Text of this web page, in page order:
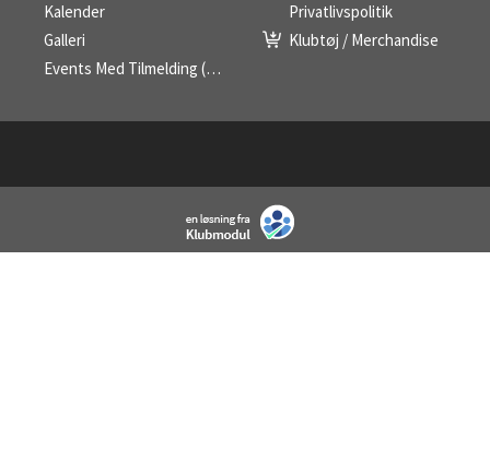
Kalender
Privatlivspolitik
Galleri
Klubtøj / Merchandise
Events Med Tilmelding (liste)